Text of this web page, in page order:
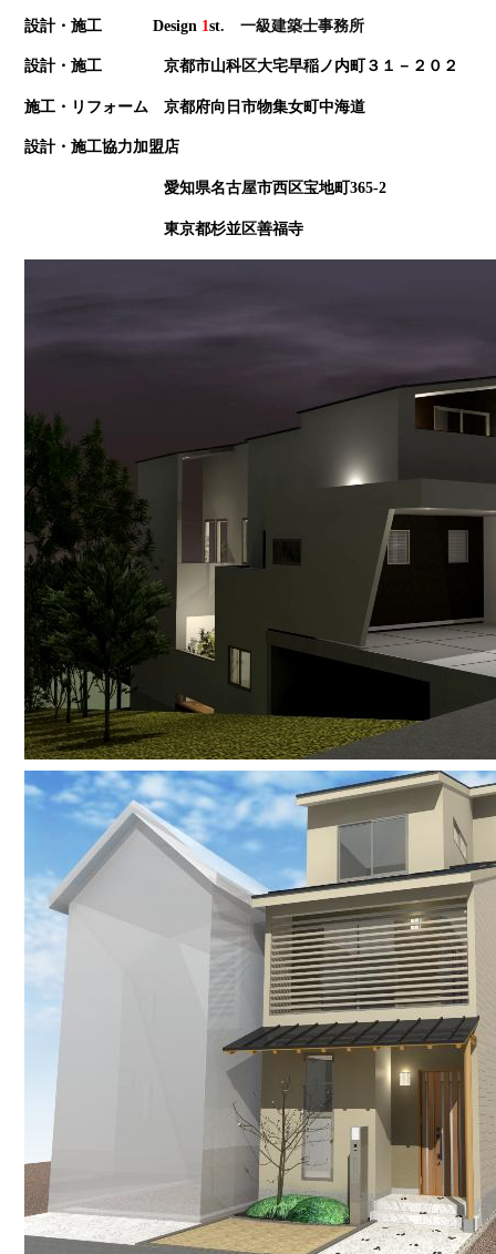
設計・施工 Design 1st. 一級建築士事務所
設計・施工 京都市山科区大宅早稲ノ内町３１－２０２
施工・リフォーム 京都府向日市物集女町中海道
設計・施工協力加盟店
愛知県名古屋市西区宝地町365-2
東京都杉並区善福寺